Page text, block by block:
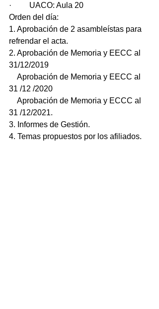
·         UACO: Aula 20
Orden del día:
1. Aprobación de 2 asambleístas para
refrendar el acta.
2. Aprobación de Memoria y EECC al
31/12/2019
31 /12 /2020
31 /12/2021.
3. Informes de Gestión.
4. Temas propuestos por los afiliados.